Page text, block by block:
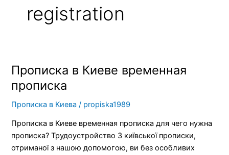
registration
Прописка в Киеве временная
прописка
Прописка в Киева / propiska1989
Прописка в Киеве временная прописка для чего нужна
прописка? Трудоустройство З київської прописки,
отриманої з нашою допомогою, ви без особливих
Прописка
Киеве
временная